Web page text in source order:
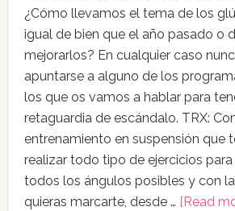
¿Cómo llevamos el tema de los
igual de bien que el año pasado o
mejorarlos? En cualquier caso
apuntarse a alguno de los
los que os vamos a hablar para
retaguardia de escándalo. TRX:
entrenamiento en suspensión que
realizar todo tipo de ejercicios
todos los ángulos posibles y con
quieras marcarte, desde … [Read